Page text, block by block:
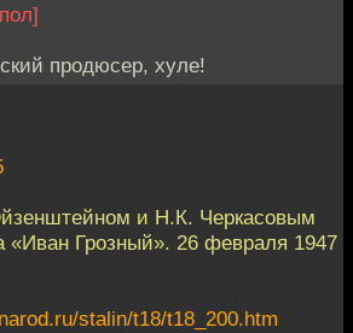
продюсер, хуле!
и Н.К. Черкасовым
Грозный». 26 февраля 1947
stalin/t18/t18_200.htm